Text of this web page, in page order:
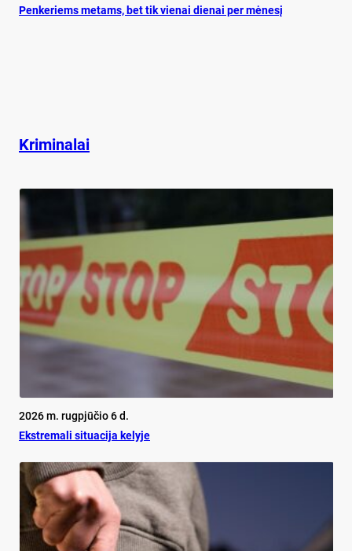
Pen­ke­riems me­tams, bet tik vie­nai die­nai per mė­ne­sį
Kriminalai
2026 m. rugpjūčio 6 d.
Ekst­re­ma­li si­tua­ci­ja ke­ly­je